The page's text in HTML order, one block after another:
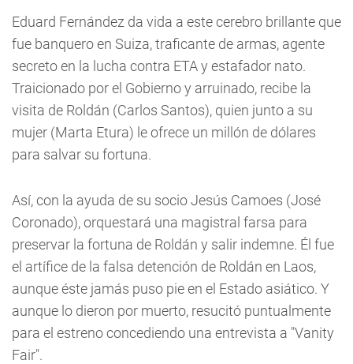
Eduard Fernández da vida a este cerebro brillante que
fue banquero en Suiza, traficante de armas, agente
secreto en la lucha contra ETA y estafador nato.
Traicionado por el Gobierno y arruinado, recibe la
visita de Roldán (Carlos Santos), quien junto a su
mujer (Marta Etura) le ofrece un millón de dólares
para salvar su fortuna.
Así, con la ayuda de su socio Jesús Camoes (José
Coronado), orquestará una magistral farsa para
preservar la fortuna de Roldán y salir indemne. Él fue
el artífice de la falsa detención de Roldán en Laos,
aunque éste jamás puso pie en el Estado asiático. Y
aunque lo dieron por muerto, resucitó puntualmente
para el estreno concediendo una entrevista a "Vanity
Fair".